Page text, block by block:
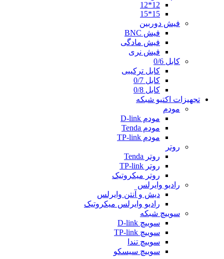
12*12
15*15
فیش دوربین
فیش BNC
فیش مادگی
فیش نری
کابل 0/6
کابل ترکیبی
کابل 0/7
کابل 0/8
تجهیزات اکتیو شبکه
مودم
مودم D-link
مودم Tenda
مودم TP-link
روتر
روتر Tenda
روتر TP-link
روتر میکروتیک
رادیو وایرلس
دیش و آنتن وایرلس
رادیو وایرلس میکروتیک
سوییچ شبکه
سوییچ D-link
سوییچ TP-link
سوییچ تندا
سوییچ سیسکو